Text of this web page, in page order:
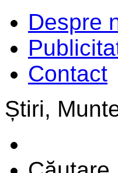
Despre
Contact
Știri,